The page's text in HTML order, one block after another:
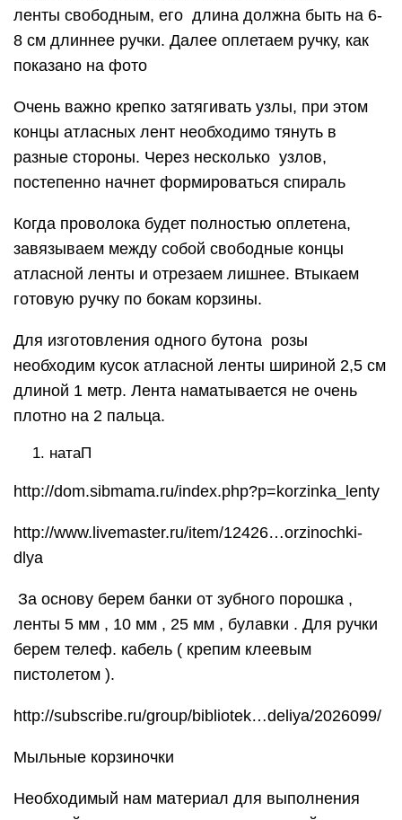
ленты свободным, его длина должна быть на 6-
8 см длиннее ручки. Далее оплетаем ручку, как
показано на фото
Очень важно крепко затягивать узлы, при этом
концы атласных лент необходимо тянуть в
разные стороны. Через несколько узлов,
постепенно начнет формироваться спираль
Когда проволока будет полностью оплетена,
завязываем между собой свободные концы
атласной ленты и отрезаем лишнее. Втыкаем
готовую ручку по бокам корзины.
Для изготовления одного бутона розы
необходим кусок атласной ленты шириной 2,5 см
длиной 1 метр. Лента наматывается не очень
плотно на 2 пальца.
натаП
http://dom.sibmama.ru/index.php?p=korzinka_lenty
http://www.livemaster.ru/item/12426…orzinochki-
dlya
За основу берем банки от зубного порошка ,
ленты 5 мм , 10 мм , 25 мм , булавки . Для ручки
берем телеф. кабель ( крепим клеевым
пистолетом ).
http://subscribe.ru/group/bibliotek…deliya/2026099/
Мыльные корзиночки
Необходимый нам материал для выполнения